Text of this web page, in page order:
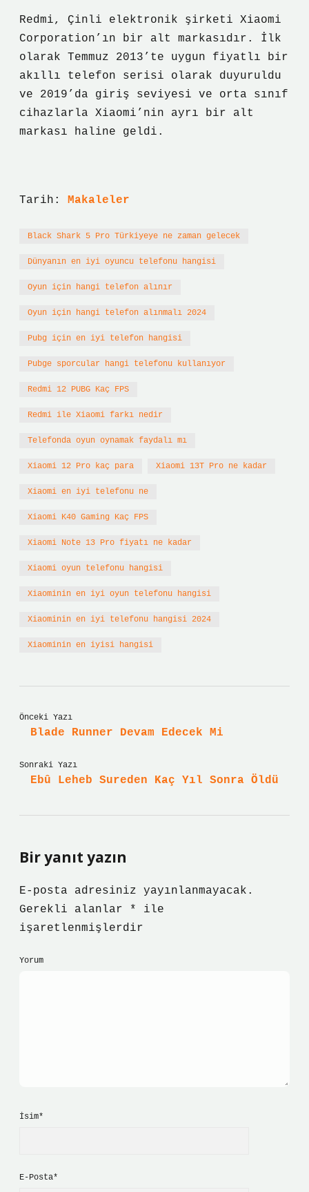
Redmi, Çinli elektronik şirketi Xiaomi
Corporation’ın bir alt markasıdır. İlk
olarak Temmuz 2013’te uygun fiyatlı bir
akıllı telefon serisi olarak duyuruldu
ve 2019’da giriş seviyesi ve orta sınıf
cihazlarla Xiaomi’nin ayrı bir alt
markası haline geldi.
Tarih: Makaleler
Black Shark 5 Pro Türkiyeye ne zaman gelecek
Dünyanın en iyi oyuncu telefonu hangisi
Oyun için hangi telefon alınır
Oyun için hangi telefon alınmalı 2024
Pubg için en iyi telefon hangisi
Pubge sporcular hangi telefonu kullanıyor
Redmi 12 PUBG Kaç FPS
Redmi ile Xiaomi farkı nedir
Telefonda oyun oynamak faydalı mı
Xiaomi 12 Pro kaç para Xiaomi 13T Pro ne kadar
Xiaomi en iyi telefonu ne
Xiaomi K40 Gaming Kaç FPS
Xiaomi Note 13 Pro fiyatı ne kadar
Xiaomi oyun telefonu hangisi
Xiaominin en iyi oyun telefonu hangisi
Xiaominin en iyi telefonu hangisi 2024
Xiaominin en iyisi hangisi
Önceki Yazı
Blade Runner Devam Edecek Mi
Sonraki Yazı
Ebû Leheb Sureden Kaç Yıl Sonra Öldü
Bir yanıt yazın
E-posta adresiniz yayınlanmayacak.
Gerekli alanlar
*
ile
işaretlenmişlerdir
Yorum
İsim*
E-Posta*